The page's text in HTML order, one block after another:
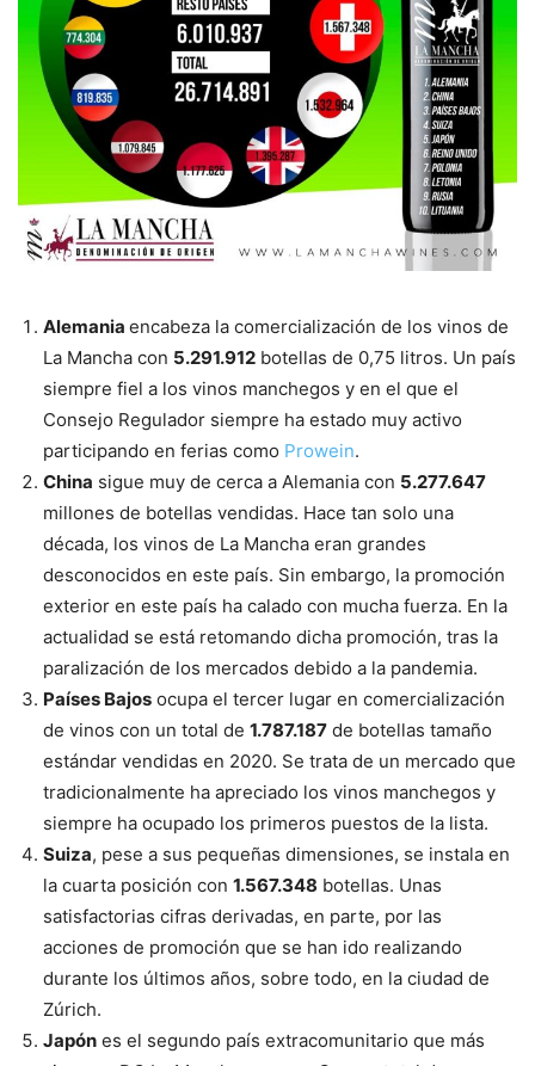
Alemania encabeza la comercialización de los vinos de
La Mancha con 5.291.912 botellas de 0,75 litros. Un país
siempre fiel a los vinos manchegos y en el que el
Consejo Regulador siempre ha estado muy activo
participando en ferias como Prowein.
China sigue muy de cerca a Alemania con 5.277.647
millones de botellas vendidas. Hace tan solo una
década, los vinos de La Mancha eran grandes
desconocidos en este país. Sin embargo, la promoción
exterior en este país ha calado con mucha fuerza. En la
actualidad se está retomando dicha promoción, tras la
paralización de los mercados debido a la pandemia.
Países Bajos ocupa el tercer lugar en comercialización
de vinos con un total de 1.787.187 de botellas tamaño
estándar vendidas en 2020. Se trata de un mercado que
tradicionalmente ha apreciado los vinos manchegos y
siempre ha ocupado los primeros puestos de la lista.
Suiza, pese a sus pequeñas dimensiones, se instala en
la cuarta posición con 1.567.348 botellas. Unas
satisfactorias cifras derivadas, en parte, por las
acciones de promoción que se han ido realizando
durante los últimos años, sobre todo, en la ciudad de
Zúrich.
Japón es el segundo país extracomunitario que más